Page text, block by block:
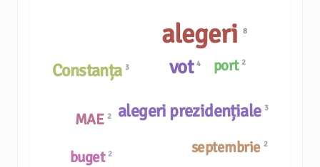
buget 2 septembrie 2
port 2
MAE 2
alegeri 8
vot4
Constanța 3
alegeri prezidențiale 3